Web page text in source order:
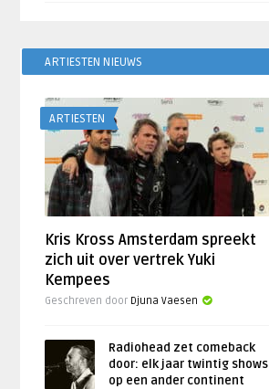
ARTIESTEN NIEUWS
ARTIESTEN
Kris Kross Amsterdam spreekt
zich uit over vertrek Yuki
Kempees
Geschreven door Djuna Vaesen
Radiohead zet comeback
door: elk jaar twintig shows
op een ander continent